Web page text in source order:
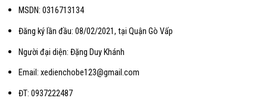
MSDN: 0316713134
Đăng ký lần đầu: 08/02/2021, tại Quận Gò Vấp
Người đại diện: Đặng Duy Khánh
Email: xedienchobe123@gmail.com
ĐT: 0937222487